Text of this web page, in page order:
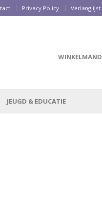
Privacy Policy Verlanglijst
WINKELMAND
JEUGD & EDUCATIE